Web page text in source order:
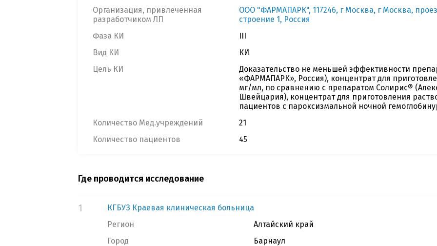
Организация, привлеченная
разработчиком ЛП
OOO "ФАРМАПАРК", 117246, г Москва, г Москва,
строение 1, Россия
Фаза КИ
III
Вид КИ
КИ
Цель КИ
Доказательство не меньшей эффективности
«ФАРМАПАРК», Россия), концентрат для
мг/мл, по сравнению с препаратом Солирис®
Швейцария), концентрат для приготовления
пациентов с пароксизмальной ночной
Количество Мед.учреждений
21
Количество пациентов
45
Где проводится исследование
1
КГБУЗ Краевая клиническая больница
Регион
Алтайский край
Город
Барнаул